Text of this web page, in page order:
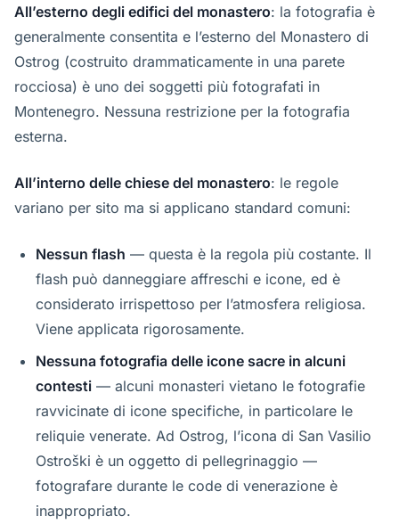
All’esterno degli edifici del monastero: la fotografia è
generalmente consentita e l’esterno del Monastero di
Ostrog (costruito drammaticamente in una parete
rocciosa) è uno dei soggetti più fotografati in
Montenegro. Nessuna restrizione per la fotografia
esterna.
All’interno delle chiese del monastero: le regole
variano per sito ma si applicano standard comuni:
Nessun flash — questa è la regola più costante. Il
flash può danneggiare affreschi e icone, ed è
considerato irrispettoso per l’atmosfera religiosa.
Viene applicata rigorosamente.
Nessuna fotografia delle icone sacre in alcuni
contesti — alcuni monasteri vietano le fotografie
ravvicinate di icone specifiche, in particolare le
reliquie venerate. Ad Ostrog, l’icona di San Vasilio
Ostroški è un oggetto di pellegrinaggio —
fotografare durante le code di venerazione è
inappropriato.